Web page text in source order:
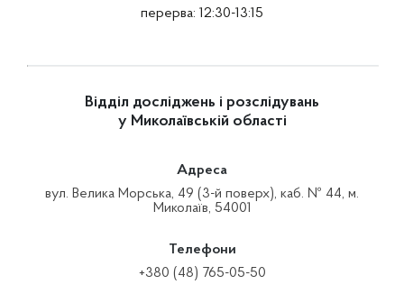
перерва: 12:30-13:15
Відділ досліджень і розслідувань
у Миколаївській області
Адреса
вул. Велика Морська, 49 (3-й поверх), каб. № 44, м.
Миколаїв, 54001
Телефони
+380 (48) 765-05-50